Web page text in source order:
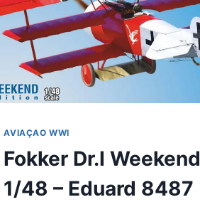
AVIAÇAO WWI
Fokker Dr.I Weekend
1/48 – Eduard 8487